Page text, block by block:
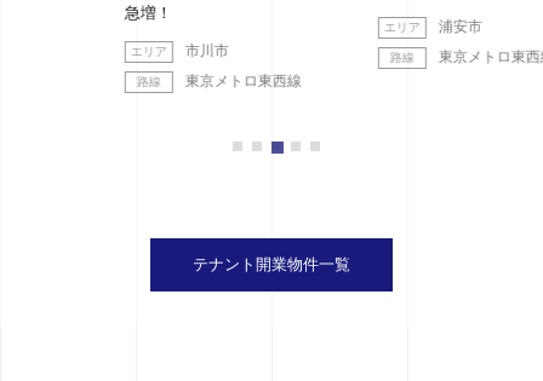
市川市
東京メトロ東西線
浦安市
東京メトロ東西線
テナント開業物件一覧